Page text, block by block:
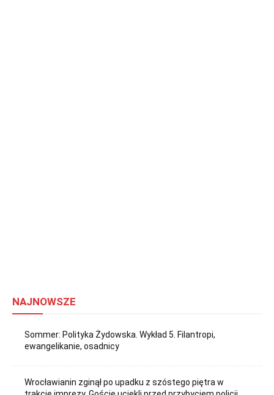
NAJNOWSZE
Sommer: Polityka Żydowska. Wykład 5. Filantropi,
ewangelikanie, osadnicy
Wrocławianin zginął po upadku z szóstego piętra w